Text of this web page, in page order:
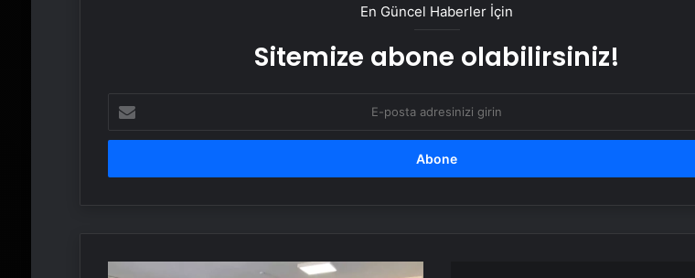
Nasılnedir.com
En Güncel Haberler İçin
Sitemize abone olabilirsiniz!
posta
adresinizi